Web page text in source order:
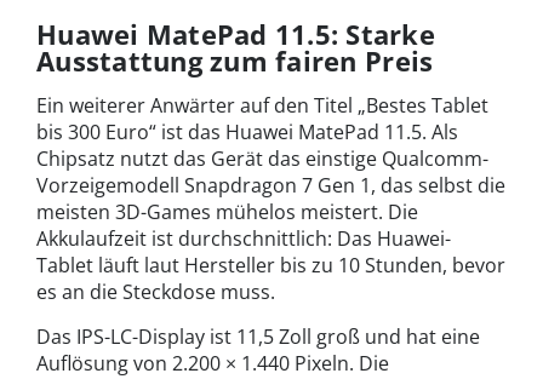
Huawei MatePad 11.5: Starke
Ausstattung zum fairen Preis
Ein weiterer Anwärter auf den Titel „Bestes Tablet
bis 300 Euro“ ist das Huawei MatePad 11.5. Als
Chipsatz nutzt das Gerät das einstige Qualcomm-
Vorzeigemodell Snapdragon 7 Gen 1, das selbst die
meisten 3D-Games mühelos meistert. Die
Akkulaufzeit ist durchschnittlich: Das Huawei-
Tablet läuft laut Hersteller bis zu 10 Stunden, bevor
es an die Steckdose muss.
Das IPS-LC-Display ist 11,5 Zoll groß und hat eine
Auflösung von 2.200 × 1.440 Pixeln. Die